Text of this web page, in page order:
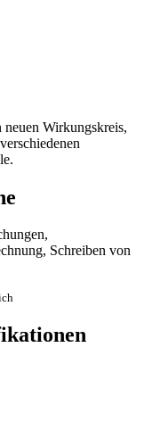
neuen Wirkungskreis,
Schreiben von